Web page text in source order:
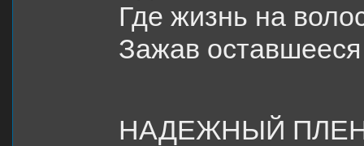
Где жизнь на
Зажав
НАДЕЖНЫЙ